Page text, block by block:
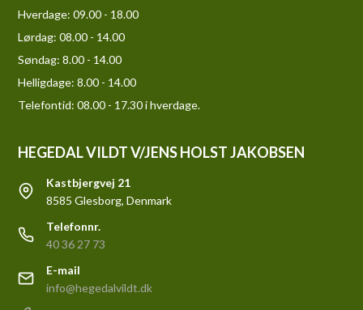
Hverdage: 09.00 - 18.00
Lørdag: 08.00 - 14.00
Søndag: 8.00 - 14.00
Helligdage: 8.00 - 14.00
Telefontid: 08.00 - 17.30 i hverdage.
HEGEDAL VILDT V/JENS HOLST JAKOBSEN
Kastbjergvej 21
8585 Glesborg, Denmark
Telefonnr.
40 36 27 73
E-mail
info@hegedalvildt.dk